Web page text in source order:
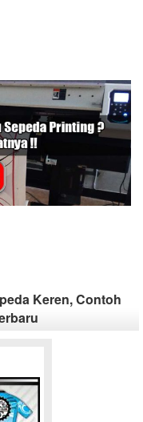
Keren, Contoh